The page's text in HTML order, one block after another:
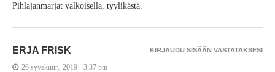
Pihlajanmarjat valkoisella, tyylikästä.
ERJA FRISK
26 syyskuun, 2019 - 3:37 pm
KIRJAUDU SISÄÄN VASTATAKSESI